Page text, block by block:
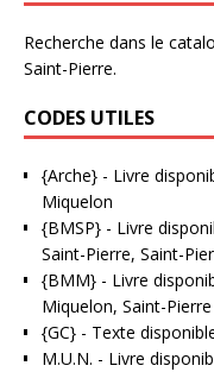
Recherche dans le
Saint-Pierre.
CODES UTILES
{Arche} - Livre
Miquelon
{BMSP} - Livre
Saint-Pierre, Saint-
{BMM} - Livre
Miquelon, Saint-
{GC} - Texte
M.U.N. - Livre